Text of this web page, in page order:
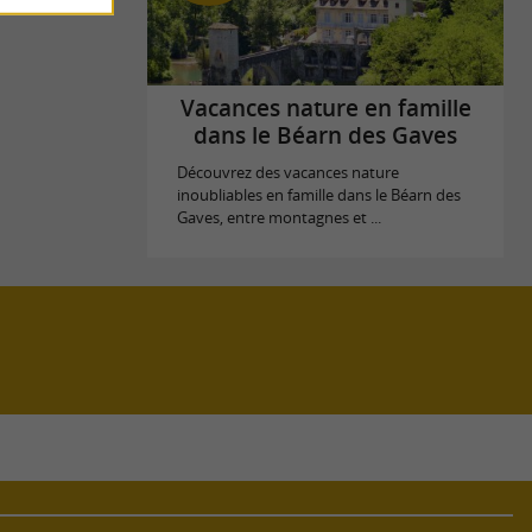
Vacances nature en famille
dans le Béarn des Gaves
Découvrez des vacances nature
inoubliables en famille dans le Béarn des
Gaves, entre montagnes et ...